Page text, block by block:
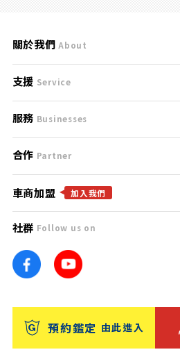
關於我們 About
刊登規範
服務條款
免責聲明
隱私權政策
團隊
車訊網
台灣優良中古車商大獎
支援 Service
支援中心
聯絡我們
服務 Businesses
什麼是Goo鑑定？
找好車
找好店
找海外車
消費者評價
保固
合作 Partner
合作夥伴
廣告合作
車商加盟 加入我們
社群 Follow us on
預約鑑定 由此進入